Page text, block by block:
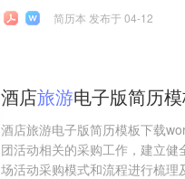
简历本 发布于 04-12
酒店旅游电子版简历
酒店旅游电子版简历模板下载
团活动相关的采购工作，建立
场活动采购模式和流程进行梳